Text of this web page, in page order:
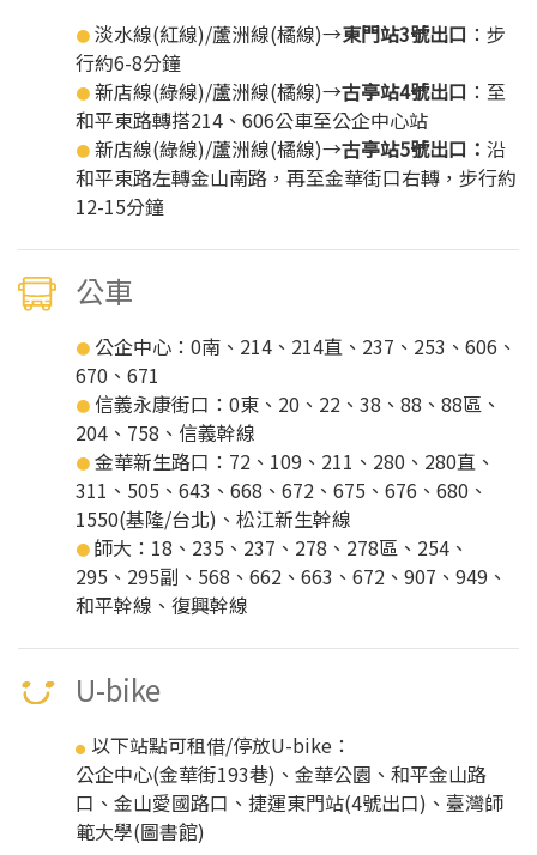
● 淡水線(紅線)/蘆洲線(橘線)→東門站3號出口 ：步
行約6-8分鐘
● 新店線(綠線)/蘆洲線(橘線)→古亭站4號出口 ：至
和平東路轉搭214、606公車至公企中心站
● 新店線(綠線)/蘆洲線(橘線)→古亭站5號出口： 沿
和平東路左轉金山南路，再至金華街口右轉，步行約
12-15分鐘
公車
● 公企中心：0南、214、214直、237、253、606、
670、671
● 信義永康街口：0東、20、22、38、88、88區、
204、758、信義幹線
● 金華新生路口：72、109、211、280、280直、
311、505、643、668、672、675、676、680、
1550(基隆/台北)、松江新生幹線
● 師大：18、235、237、278、278區、254、
295、295副、568、662、663、672、907、949、
和平幹線、復興幹線
U-bike
● 以下站點可租借/停放U-bike：
公企中心(金華街193巷)、金華公園、和平金山路
口、金山愛國路口、捷運東門站(4號出口)、臺灣師
範大學(圖書館)